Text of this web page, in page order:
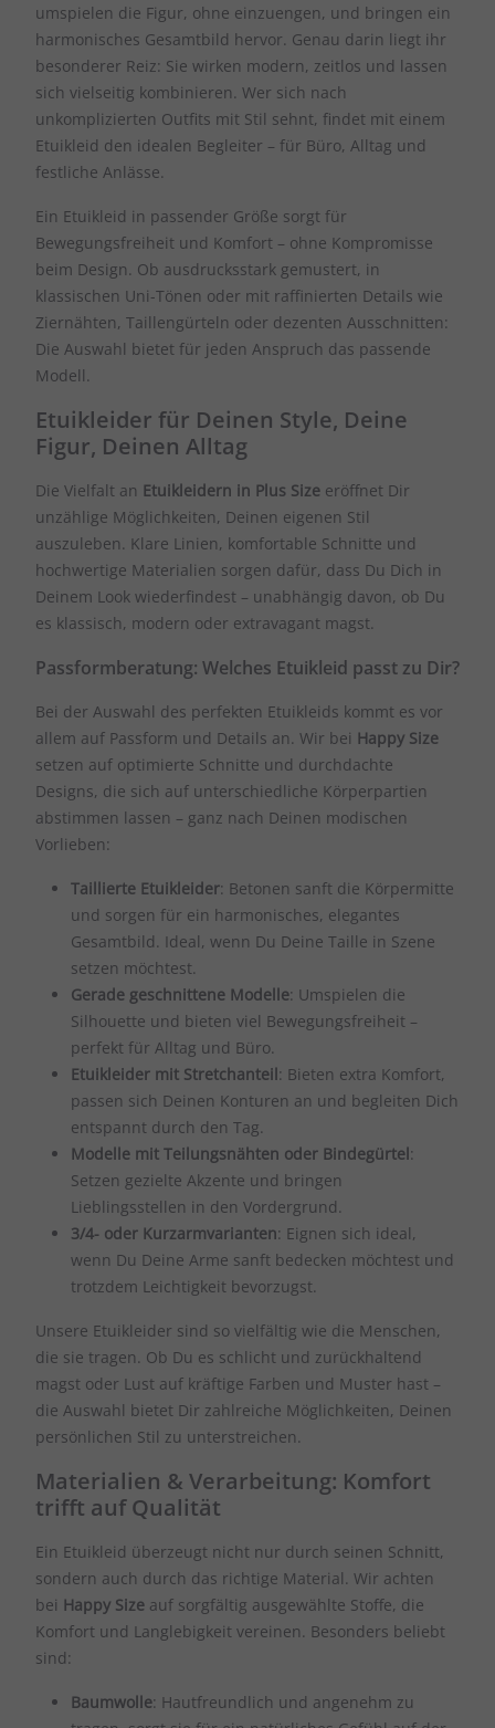
umspielen die Figur, ohne einzuengen, und bringen ein
harmonisches Gesamtbild hervor. Genau darin liegt ihr
besonderer Reiz: Sie wirken modern, zeitlos und lassen
sich vielseitig kombinieren. Wer sich nach
unkomplizierten Outfits mit Stil sehnt, findet mit einem
Etuikleid den idealen Begleiter – für Büro, Alltag und
festliche Anlässe.
Ein Etuikleid in passender Größe sorgt für
Bewegungsfreiheit und Komfort – ohne Kompromisse
beim Design. Ob ausdrucksstark gemustert, in
klassischen Uni-Tönen oder mit raffinierten Details wie
Ziernähten, Taillengürteln oder dezenten Ausschnitten:
Die Auswahl bietet für jeden Anspruch das passende
Modell.
Etuikleider für Deinen Style, Deine
Figur, Deinen Alltag
Die Vielfalt an Etuikleidern in Plus Size eröffnet Dir
unzählige Möglichkeiten, Deinen eigenen Stil
auszuleben. Klare Linien, komfortable Schnitte und
hochwertige Materialien sorgen dafür, dass Du Dich in
Deinem Look wiederfindest – unabhängig davon, ob Du
es klassisch, modern oder extravagant magst.
Passformberatung: Welches Etuikleid passt zu Dir?
Bei der Auswahl des perfekten Etuikleids kommt es vor
allem auf Passform und Details an. Wir bei Happy Size
setzen auf optimierte Schnitte und durchdachte
Designs, die sich auf unterschiedliche Körperpartien
abstimmen lassen – ganz nach Deinen modischen
Vorlieben:
Taillierte Etuikleider: Betonen sanft die Körpermitte
und sorgen für ein harmonisches, elegantes
Gesamtbild. Ideal, wenn Du Deine Taille in Szene
setzen möchtest.
Gerade geschnittene Modelle: Umspielen die
Silhouette und bieten viel Bewegungsfreiheit –
perfekt für Alltag und Büro.
Etuikleider mit Stretchanteil: Bieten extra Komfort,
passen sich Deinen Konturen an und begleiten Dich
entspannt durch den Tag.
Modelle mit Teilungsnähten oder Bindegürtel:
Setzen gezielte Akzente und bringen
Lieblingsstellen in den Vordergrund.
3/4- oder Kurzarmvarianten: Eignen sich ideal,
wenn Du Deine Arme sanft bedecken möchtest und
trotzdem Leichtigkeit bevorzugst.
Unsere Etuikleider sind so vielfältig wie die Menschen,
die sie tragen. Ob Du es schlicht und zurückhaltend
magst oder Lust auf kräftige Farben und Muster hast –
die Auswahl bietet Dir zahlreiche Möglichkeiten, Deinen
persönlichen Stil zu unterstreichen.
Materialien & Verarbeitung: Komfort
trifft auf Qualität
Ein Etuikleid überzeugt nicht nur durch seinen Schnitt,
sondern auch durch das richtige Material. Wir achten
bei Happy Size auf sorgfältig ausgewählte Stoffe, die
Komfort und Langlebigkeit vereinen. Besonders beliebt
sind:
Baumwolle: Hautfreundlich und angenehm zu